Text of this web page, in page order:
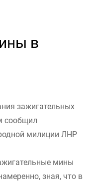
в
зажигательных
сообщил
милиции ЛНР
мины
зная, что в